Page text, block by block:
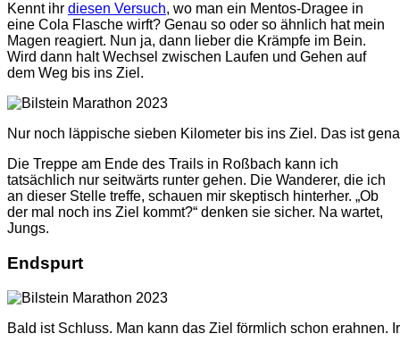
Kennt ihr diesen Versuch, wo man ein Mentos-Dragee in
eine Cola Flasche wirft? Genau so oder so ähnlich hat mein
Magen reagiert. Nun ja, dann lieber die Krämpfe im Bein.
Wird dann halt Wechsel zwischen Laufen und Gehen auf
dem Weg bis ins Ziel.
Nur noch läppische sieben Kilometer bis ins Ziel. Das ist
Die Treppe am Ende des Trails in Roßbach kann ich
tatsächlich nur seitwärts runter gehen. Die Wanderer, die ich
an dieser Stelle treffe, schauen mir skeptisch hinterher. „Ob
der mal noch ins Ziel kommt?“ denken sie sicher. Na wartet,
Jungs.
Endspurt
Bald ist Schluss. Man kann das Ziel förmlich schon erahnen.